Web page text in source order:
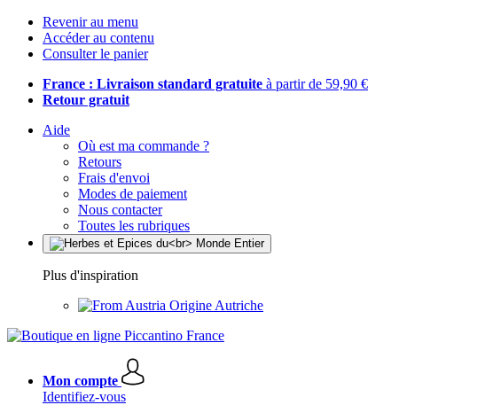
Revenir au menu
Accéder au contenu
Consulter le panier
France : Livraison standard gratuite à partir de 59,90 €
Retour gratuit
Aide
Où est ma commande ?
Retours
Frais d'envoi
Modes de paiement
Nous contacter
Toutes les rubriques
Plus d'inspiration
Origine Autriche
Mon compte
Identifiez-vous